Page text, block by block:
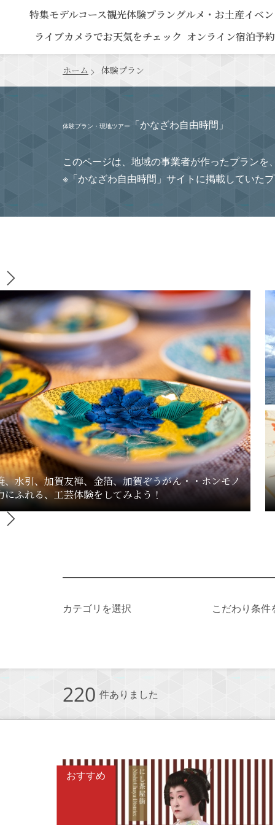
特集モデルコース観光体験プラングルメ・お土産イベ
ライブカメラでお天気をチェック オンライン宿泊予約
ホーム 体験プラン
体験プラン・現地ツアー 「かなざわ自由時間」
このページは、地域の事業者が作ったプラン
※「かなざわ自由時間」サイトに掲載していた
、水引、加賀友禅、金箔、加賀ぞうがん・・ホンモノ
にふれる、工芸体験をしてみよう！
カテゴリを選択 こだわり条件
220 件ありました
おすすめ